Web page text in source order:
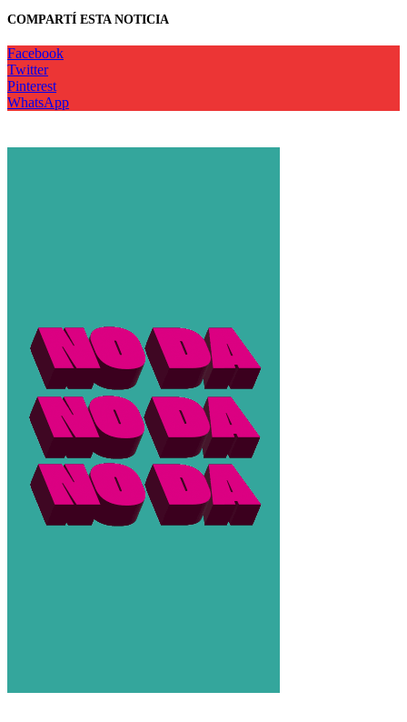
COMPARTÍ ESTA NOTICIA
Facebook
Twitter
Pinterest
WhatsApp